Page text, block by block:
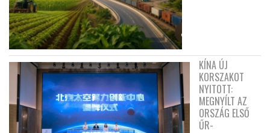
KÍNA ÚJ
KORSZAKOT
NYITOTT:
MEGNYÍLT AZ
ORSZÁG ELSŐ
ŰR-